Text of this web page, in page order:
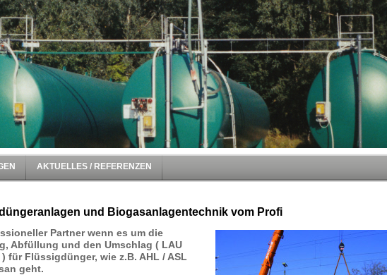
AKTUELLES / REFERENZEN
und Biogasanlagentechnik vom Profi
Partner wenn es um die
Abfüllung und den Umschlag ( LAU
für Flüssigdünger, wie z.B. AHL / ASL
geht.